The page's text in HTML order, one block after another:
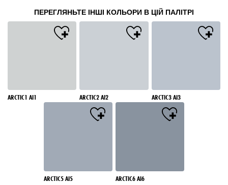
ПЕРЕГЛЯНЬТЕ ІНШІ КОЛЬОРИ В ЦІЙ ПАЛІТРІ
ARCTIC1 AI1 ARCTIC2 AI2 ARCTIC3 AI3
ARCTIC5 AI5 ARCTIC6 AI6